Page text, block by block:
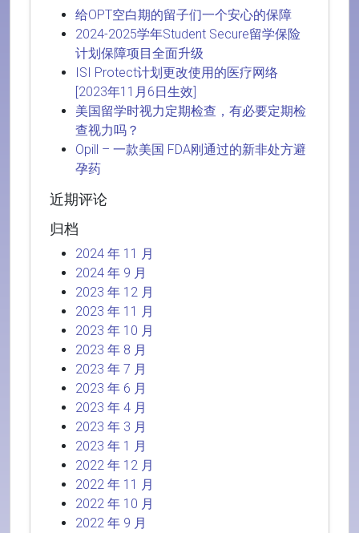
给OPT空白期的留子们一个安心的保障
2024-2025学年Student Secure留学保险
计划保障项目全面升级
ISI Protect计划更改使用的医疗网络
[2023年11月6日生效]
美国留学时视力定期检查，有必要定期检
查视力吗？
Opill – 一款美国 FDA刚通过的新非处方避
孕药
近期评论
归档
2024 年 11 月
2024 年 9 月
2023 年 12 月
2023 年 11 月
2023 年 10 月
2023 年 8 月
2023 年 7 月
2023 年 6 月
2023 年 4 月
2023 年 3 月
2023 年 1 月
2022 年 12 月
2022 年 11 月
2022 年 10 月
2022 年 9 月